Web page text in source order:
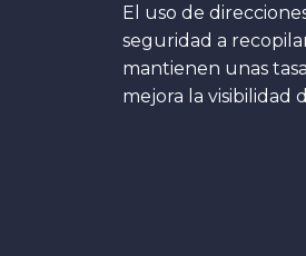
El uso de
seguridad a
mantienen unas
mejora la visibilidad